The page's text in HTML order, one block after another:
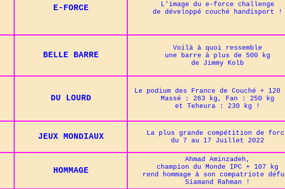
E-FORCE
L'image du e-force challenge
de développé couché handisport
!
BELLE BARRE
Voilà à quoi ressemble
une barre à plus de 500 kg
de Jimmy Kolb
DU LOURD
Le podium des France de Couché +
Massé : 263 kg, Fan : 250 kg
et Teheura : 230 kg !
JEUX MONDIAUX
La plus grande compétition de
du 7 au 17 Juillet 2022
HOMMAGE
Ahmad Aminzadeh,
champion du Monde IPC + 107 kg
rend hommage à son compatriote
Siamand Rahman !